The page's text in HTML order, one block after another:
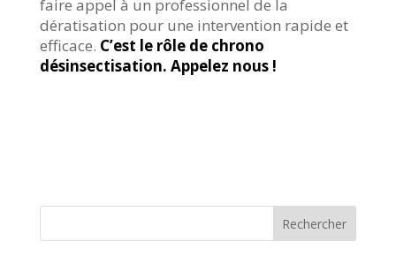
faire appel à un professionnel de la
dératisation pour une intervention rapide et
efficace. C’est le rôle de chrono
désinsectisation. Appelez nous !
Rechercher